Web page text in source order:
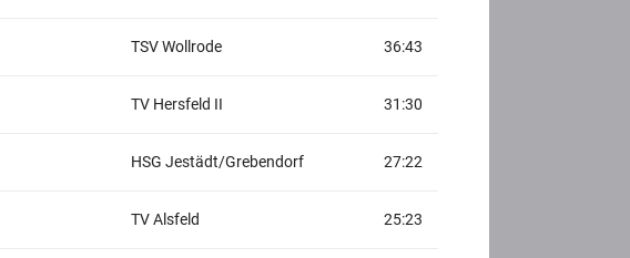
TSV Wollrode 36:43
TV Hersfeld II 31:30
HSG Jestädt/Grebendorf 27:22
TV Alsfeld 25:23